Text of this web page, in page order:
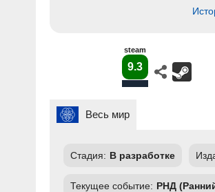
steam
9.3
Весь мир
Стадия: В разработке
Текущее событие: РНД